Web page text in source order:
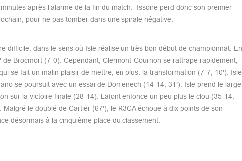
après l’alarme de la fin du match. Issoire perd donc son premier
pour ne pas tomber dans une spirale négative.
difficile, dans le sens où Isle réalise un très bon début de championnat. En
Brocmort (7-0). Cependant, Clermont-Cournon se rattrape rapidement,
se fait un malin plaisir de mettre, en plus, la transformation (7-7, 10′). Isle
se poursuit avec un essai de Domenech (14-14, 31′). Isle prend le large,
sur la victoire finale (28-14). Lafont enfonce un peu plus le clou (35-14,
le doublé de Cartier (67′), le R3CA échoue à dix points de son
désormais à la cinquième place du classement.